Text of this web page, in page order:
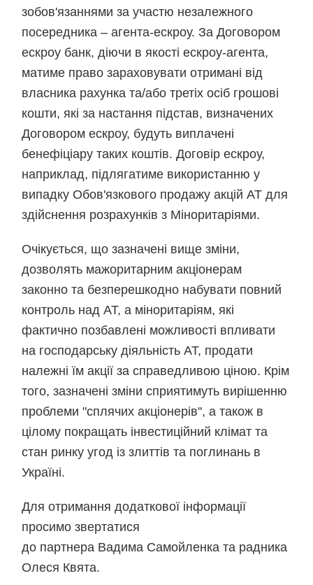
зобов'язаннями за участю незалежного
посередника – агента-ескроу. За Договором
ескроу банк, діючи в якості ескроу-агента,
матиме право зараховувати отримані від
власника рахунка та/або третіх осіб грошові
кошти, які за настання підстав, визначених
Договором ескроу, будуть виплачені
бенефіціару таких коштів. Договір ескроу,
наприклад, підлягатиме використанню у
випадку Обов'язкового продажу акцій АТ для
здійснення розрахунків з Міноритаріями.
Очікується, що зазначені вище зміни,
дозволять мажоритарним акціонерам
законно та безперешкодно набувати повний
контроль над АТ, а міноритаріям, які
фактично позбавлені можливості впливати
на господарську діяльність АТ, продати
належні їм акції за справедливою ціною. Крім
того, зазначені зміни сприятимуть вирішенню
проблеми "сплячих акціонерів", а також в
цілому покращать інвестиційний клімат та
стан ринку угод із злиттів та поглинань в
Україні.
Для отримання додаткової інформації
просимо звертатися
до партнера Вадима Самойленка та радника
Олеся Квята.